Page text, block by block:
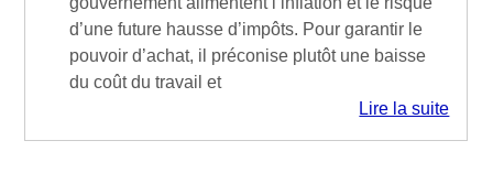
d’une future hausse d’impôts. Pour garantir le
pouvoir d’achat, il préconise plutôt une baisse
du coût du travail et
Lire la suite